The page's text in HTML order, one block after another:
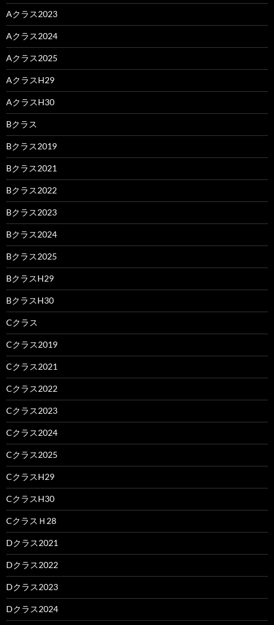
Aクラス2023
Aクラス2024
Aクラス2025
AクラスH29
AクラスH30
Bクラス
Bクラス2019
Bクラス2021
Bクラス2022
Bクラス2023
Bクラス2024
Bクラス2025
BクラスH29
BクラスH30
Cクラス
Cクラス2019
Cクラス2021
Cクラス2022
Cクラス2023
Cクラス2024
Cクラス2025
CクラスH29
CクラスH30
CクラスＨ28
Dクラス2021
Dクラス2022
Dクラス2023
Dクラス2024